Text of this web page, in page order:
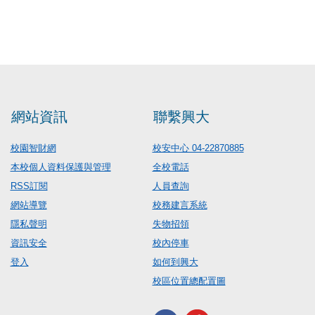
網站資訊
校園智財網
本校個人資料保護與管理
RSS訂閱
網站導覽
隱私聲明
資訊安全
登入
聯繫興大
校安中心 04-22870885
全校電話
人員查詢
校務建言系統
失物招領
校內停車
如何到興大
校區位置總配置圖